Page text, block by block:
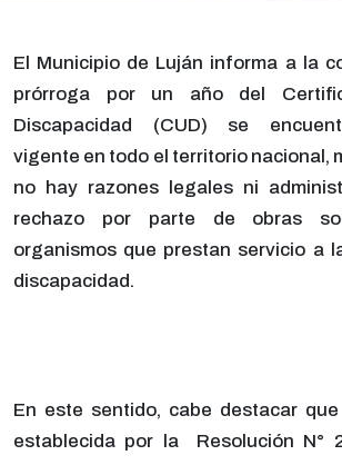
El Municipio de Luján informa a la
prórroga por un año del
Discapacidad (CUD) se
vigente en todo el territorio nacional,
no hay razones legales ni
rechazo por parte de obras
organismos que prestan servicio a
discapacidad.
En este sentido, cabe destacar
establecida por la Resolución N°